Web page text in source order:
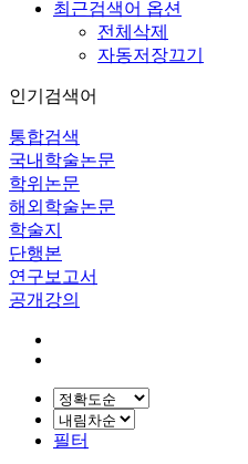
최근검색어 옵션
전체삭제
자동저장끄기
인기검색어
통합검색
국내학술논문
학위논문
해외학술논문
학술지
단행본
연구보고서
공개강의
필터